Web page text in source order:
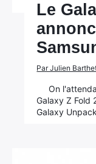
Le
Par Julien
On
Galaxy Z Fold
Galaxy